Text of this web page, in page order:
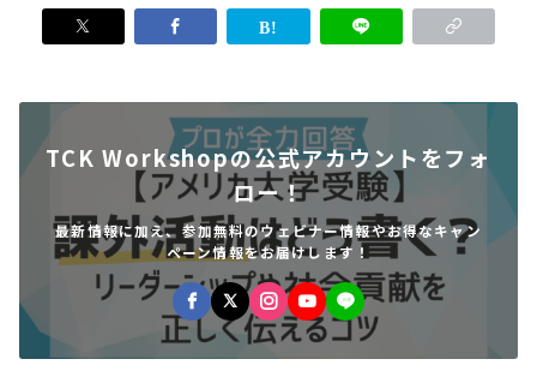
TCK Workshopの公式アカウントをフォ
ロー！
最新情報に加え、参加無料のウェビナー情報やお得なキャン
ペーン情報をお届けします！